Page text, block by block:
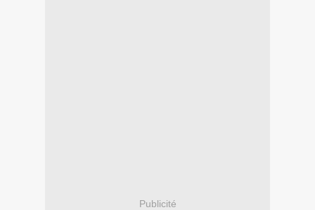
Publicité